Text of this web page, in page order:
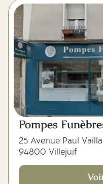
Pompes
25 Avenue Paul
94800 Villejuif